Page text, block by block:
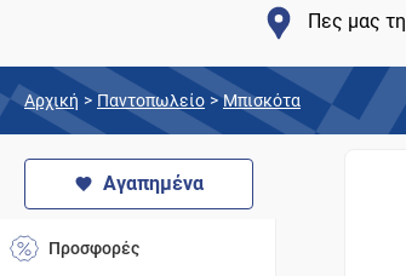
Πες μας
Αρχική > Παντοπωλείο > Μπισκότα
Αγαπημένα
Προσφορές